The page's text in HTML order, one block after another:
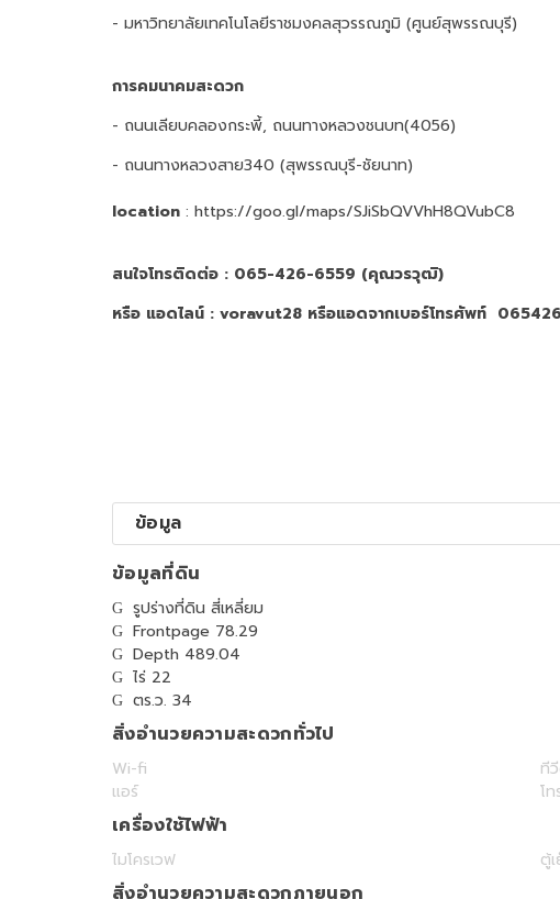
- มหาวิทยาลัยเทคโนโลยีราชมงคลสุวรรณภูมิ (ศูนย์สุพรรณบุรี)
การคมนาคมสะดวก
- ถนนเลียบคลองกระพี้, ถนนทางหลวงชนบท(4056)
- ถนนทางหลวงสาย340 (สุพรรณบุรี-ชัยนาท)
location : https://goo.gl/maps/SJiSbQVVhH8QVubC8
สนใจโทรติดต่อ : 065-426-6559 (คุณวรวุฒิ)
หรือ แอดไลน์ : voravut28 หรือแอดจากเบอร์โทรศัพท์
ข้อมูล
ข้อมูลที่ดิน
รูปร่างที่ดิน สี่เหลี่ยม
Frontpage 78.29
Depth 489.04
ไร่ 22
ตร.ว. 34
สิ่งอำนวยความสะดวกทั่วไป
Wi-fi ที
แอร์
โ
เครื่องใช้ไฟฟ้า
ไมโครเวฟ ตู้
สิ่งอำนวยความสะดวกภายนอก